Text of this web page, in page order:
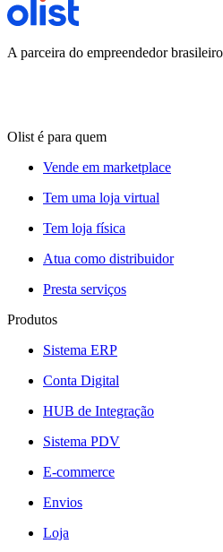
A parceira do empreendedor
Olist é para quem
Vende em marketplace
Tem uma loja virtual
Tem loja física
Atua como distribuidor
Presta serviços
Produtos
Sistema ERP
Conta Digital
HUB de Integração
Sistema PDV
E-commerce
Envios
Loja